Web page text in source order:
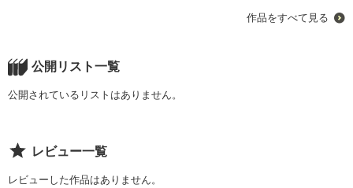
生のイトコ。
ほしい・・・って
それってつまり、寮母さん？
と思いきや
作品をすべて見る
公開リスト一覧
公開されているリストはありません。
レビュー一覧
レビューした作品はありません。